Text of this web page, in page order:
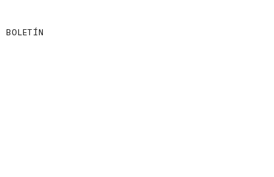
BOLETÍN